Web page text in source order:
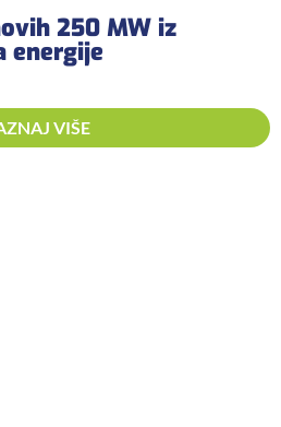
250 MW iz
energije
VIŠE